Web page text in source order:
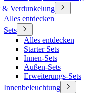
Verdunkelung
Alles entdecken
Sets
Alles entdecken
Starter Sets
Innen-Sets
Außen-Sets
Erweiterungs-Sets
Innenbeleuchtung